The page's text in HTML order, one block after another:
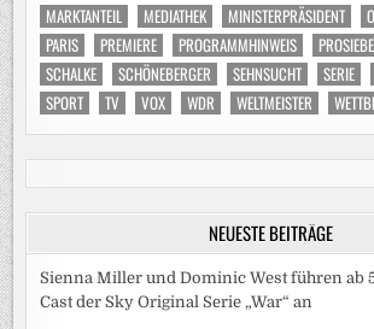
MARKTANTEIL
MEDIATHEK MINISTERPRÄSIDENT
PARIS
PREMIERE PROGRAMMHINWEIS
SCHALKE
SCHÖNEBERGER SEHNSUCHT SERIE
SPORT
TV VOX WDR WELTMEISTER
NEUESTE BEITRÄGE
Sienna Miller und Dominic West führen ab
Cast der Sky Original Serie „War“ an